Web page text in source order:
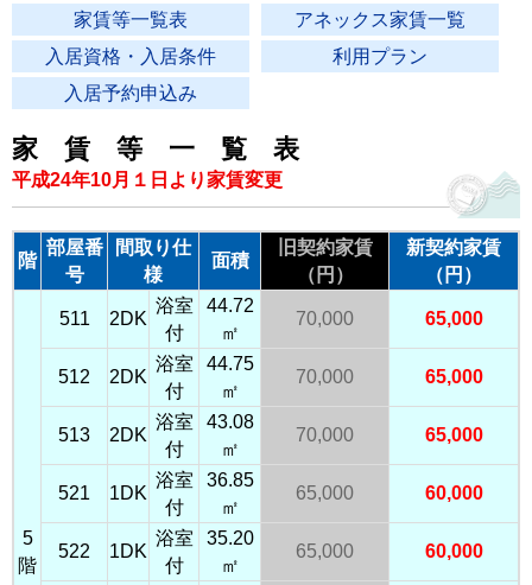
家賃等一覧表
アネックス家賃一覧
入居資格・入居条件
利用プラン
入居予約申込み
家 賃 等 一 覧 表
平成24年10月１日より家賃変更
階
部屋番
号
間取り仕
様
面積
旧契約家賃
（円）
新契約家賃
（円）
5
階
511 2DK
浴室
付
44.72
㎡
70,000 65,000
512 2DK
浴室
付
44.75
㎡
70,000 65,000
513 2DK
浴室
付
43.08
㎡
70,000 65,000
521 1DK
浴室
付
36.85
㎡
65,000 60,000
522 1DK
浴室
付
35.20
㎡
65,000 60,000